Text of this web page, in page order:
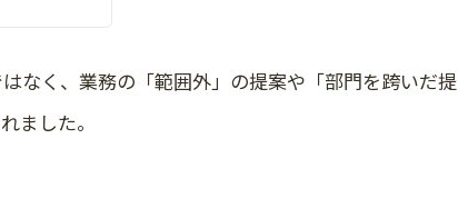
なく、業務の「範囲外」の提案や「部門を跨いだ提
ました。